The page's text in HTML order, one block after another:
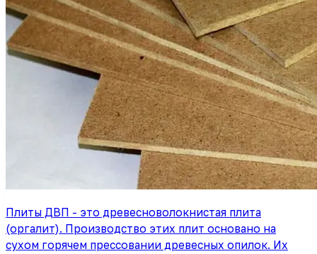
Плиты ДВП - это древесноволокнистая плита
(оргалит). Производство этих плит основано на
сухом горячем прессовании древесных опилок. Их